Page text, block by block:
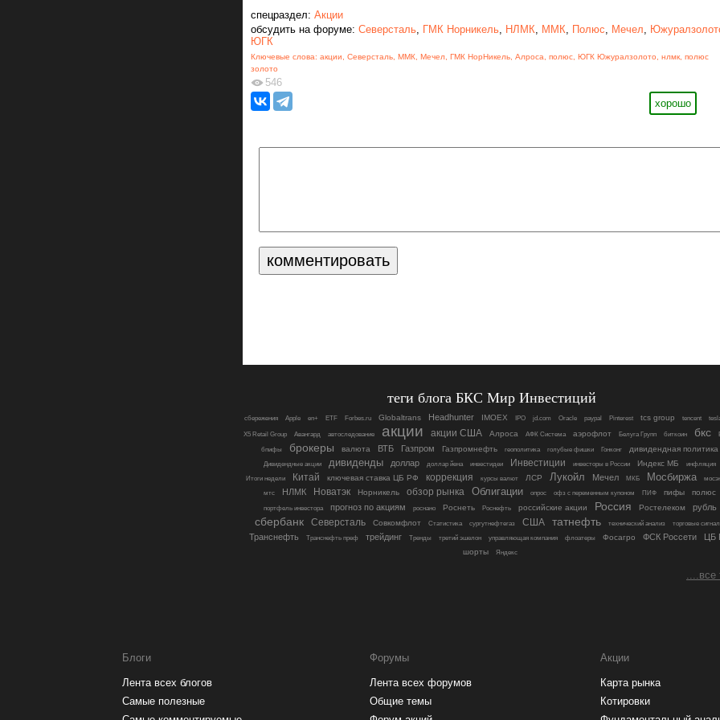
спецраздел: Акции
обсудить на форуме: Северсталь, ГМК Норникель, НЛМК, ММК, Полюс, Мечел,
ЮГК
Ключевые слова: акции Северсталь ММК Мечел ГМК НорНикель Алроса полюс ЮГК Южуралзолото нлмк полюс
золото
546
хорошо
теги блога БКС Мир Инвестиций
сбережения Apple en+ ETF Forbes.ru Globaltrans Headhunter IMOEX IPO jd.com Oracle paypal Pinterest tcs group tencent
X5 Retail Group Авангард автоследование акции акции США Алроса АФК Система аэрофлот Белуга Групп биткоин бкс
бпифы брокеры валюта ВТБ Газпром Газпромнефть геополитика голубые фишки Гонконг дивидендная политика
Дивидендные акции дивиденды доллар доллар йена инвестидеи Инвестиции инвесторы в России Индекс МБ
инфляция
Итоги недели
Китай ключевая ставка ЦБ РФ коррекция курсы валют ЛСР Лукойл Мечел МКБ Мосбиржа
мтс
НЛМК Новатэк Норникель обзор рынка Облигации опрос офз с переменным купоном ПИФ пифы полюс
портфель инвестора прогноз по акциям роснано Роснеть Роснефть российские акции Россия Ростелеком рубль
сбербанк Северсталь Совкомфлот Статистика сургутнефтегаз США татнефть технический анализ торговые
Транснефть Транснефть преф трейдинг Тренды третий эшелон управляющая компания флоатеры Фосагро ФСК Россети ЦБ
шорты Яндекс
....все
Блоги
Лента всех блогов
Самые полезные
Форумы
Лента всех форумов
Общие темы
Акции
Карта рынка
Котировки